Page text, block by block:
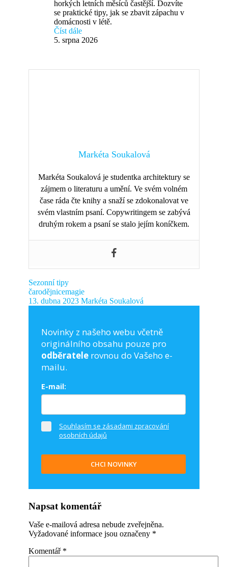
horkých letních měsíců častější. Dozvíte
se praktické tipy, jak se zbavit zápachu v
domácnosti v létě.
Číst dále
5. srpna 2026
Markéta Soukalová
Markéta Soukalová je studentka architektury se
zájmem o literaturu a umění. Ve svém volném
čase ráda čte knihy a snaží se zdokonalovat ve
svém vlastním psaní. Copywritingem se zabývá
druhým rokem a psaní se stalo jejím koníčkem.
Sezonní tipy
čarodějnicemagie
13. dubna 2023 Markéta Soukalová
Novinky z našeho webu včetně
originálního obsahu pouze pro
odběratele rovnou do Vašeho e-
mailu.
E-mail:
Souhlasím se zásadami zpracování
osobních údajů
CHCI NOVINKY
Napsat komentář
Vaše e-mailová adresa nebude zveřejněna.
Vyžadované informace jsou označeny *
Komentář *